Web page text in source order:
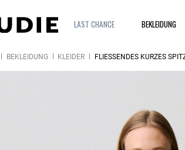
LAST CHANCE BEKLEIDUNG
BEKLEIDUNG KLEIDER FLIESSENDES KURZES